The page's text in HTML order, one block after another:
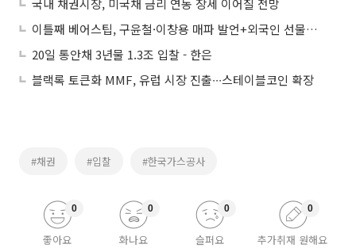
국내 채권시장, 미국채 금리 연동 장세 이어질 전망
이틀째 베어스팁, 구윤철·이창용 매파 발언+외국인 선물매도
20일 통안채 3년물 1.3조 입찰 - 한은
블랙록 토큰화 MMF, 유럽 시장 진출∙∙∙스테이블코인 확장
#채권 #입찰 #한국가스공사
좋아요
0
화나요
0
슬퍼요
0
추가취재 원해요
0